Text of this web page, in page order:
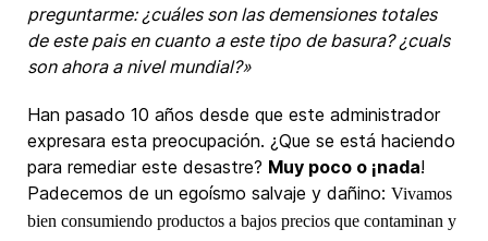
preguntarme: ¿cuáles son las demensiones totales
de este pais en cuanto a este tipo de basura? ¿cuals
son ahora a nivel mundial?»
Han pasado 10 años desde que este administrador
expresara esta preocupación. ¿Que se está haciendo
para remediar este desastre? Muy poco o ¡nada!
Padecemos de un egoísmo salvaje y dañino: Vivamos
bien consumiendo productos a bajos precios que contaminan y